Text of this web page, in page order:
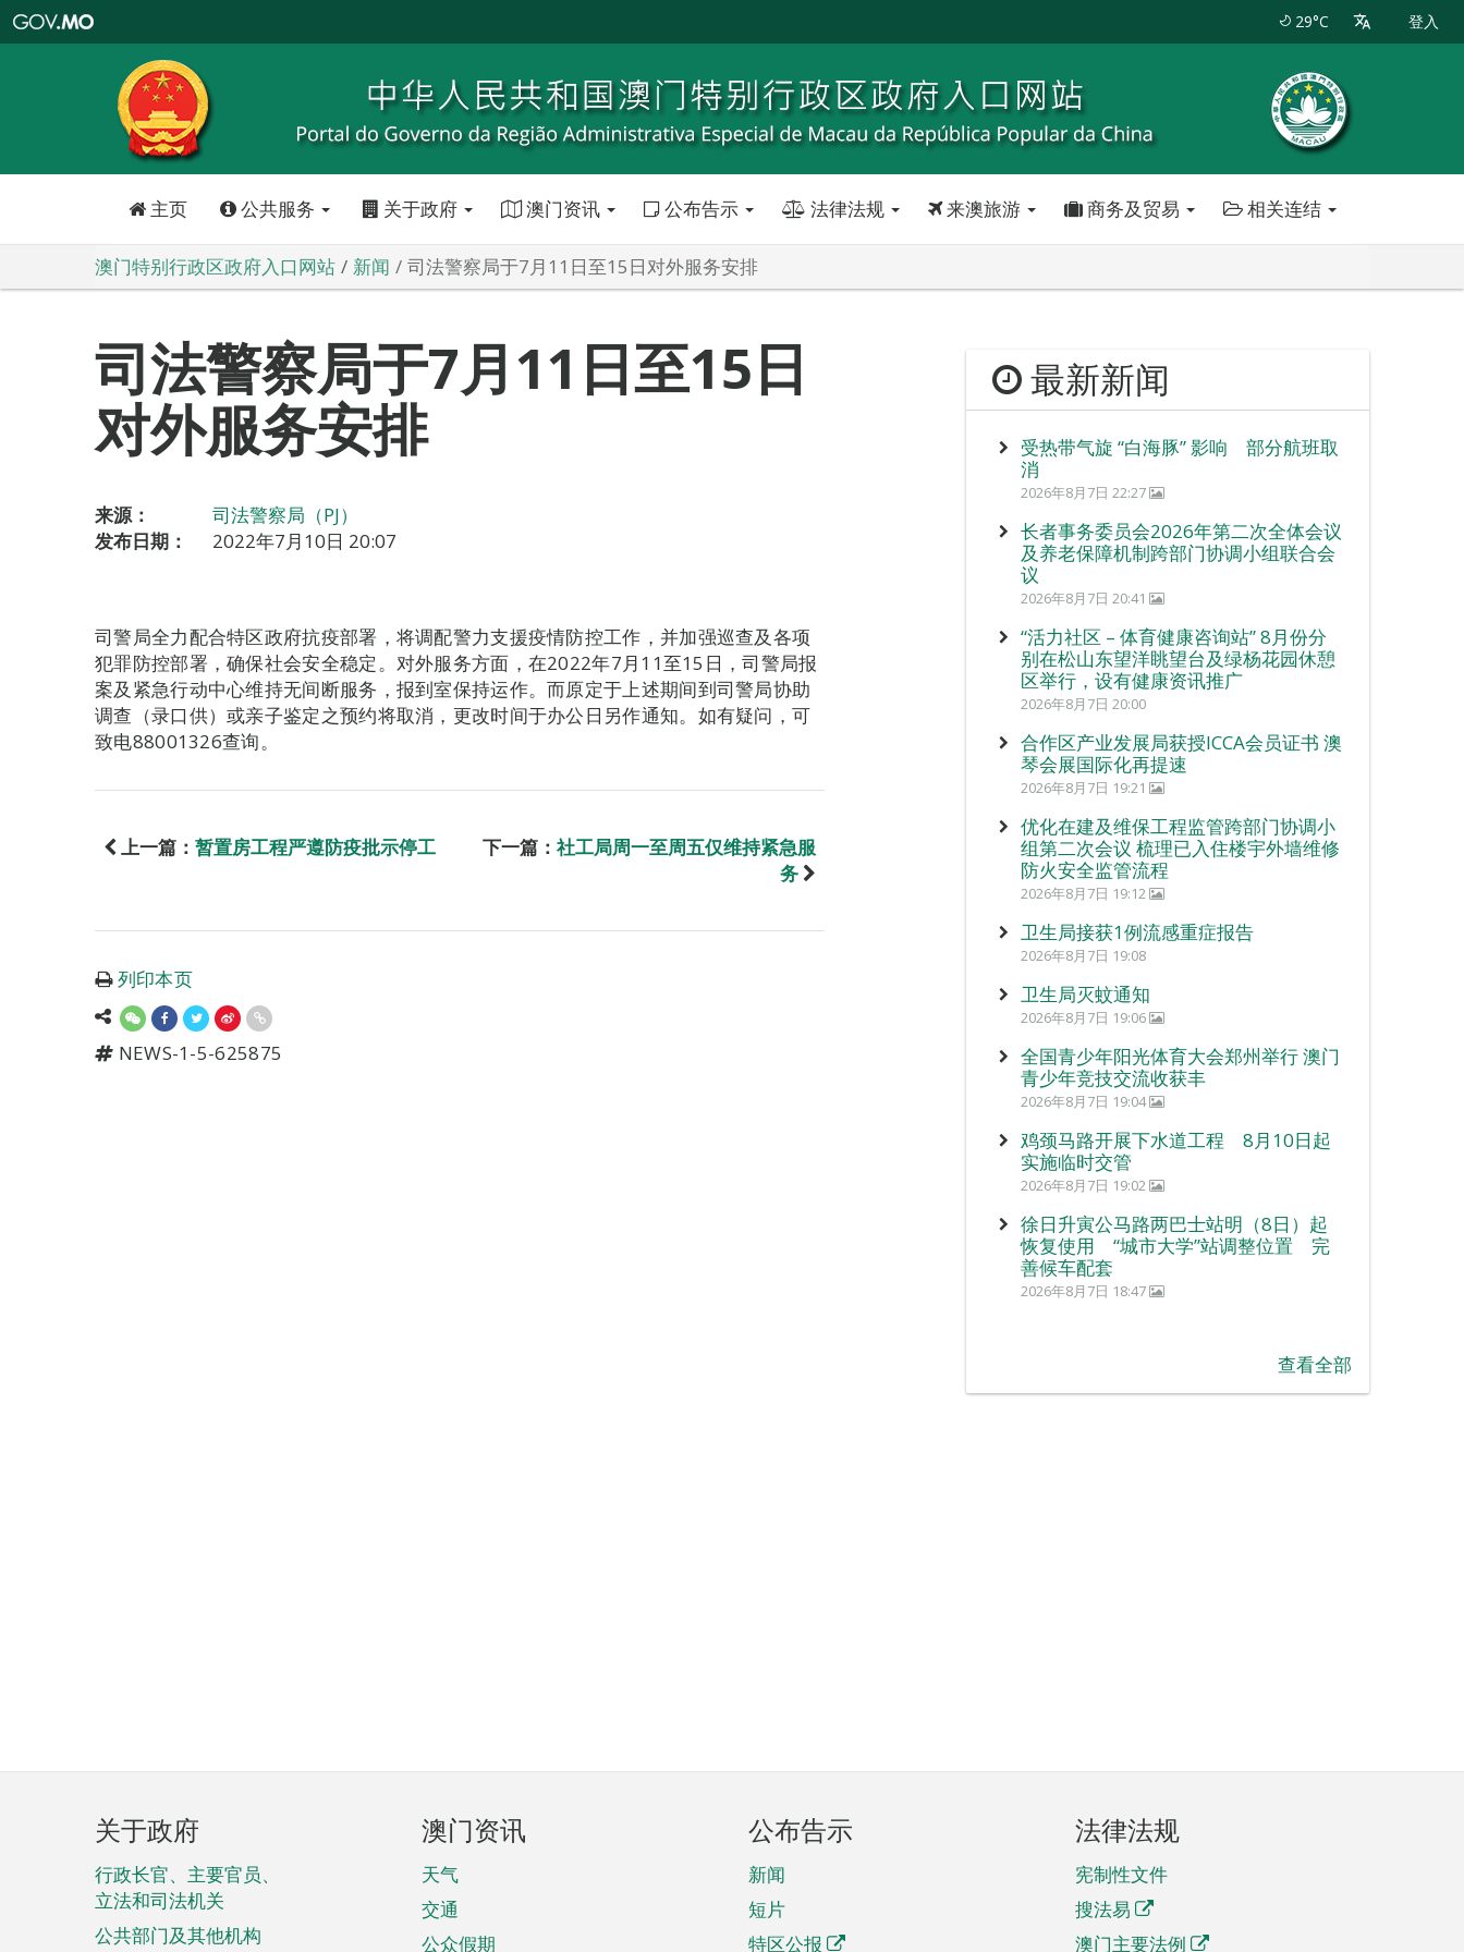
特
政
区
政
口
29°C 登入
主页 公共服务 关于政府 澳门资讯 公布告示 法律法规 来澳旅游 商务及贸易 相关连结
澳门特别行政区政府入口网站 新闻 司法警察局于7月11日至15日对外服务安排
司法警察局于7月11日至15日
对外服务安排
来源：
司法警察局（PJ）
发布日期：
2022年7月10日 20:07
司警局全力配合特区政府抗疫部署，将调配警力支援疫情防控工作，并加强巡查及各项
犯罪防控部署，确保社会安全稳定。对外服务方面，在2022年7月11至15日，司警局报
案及紧急行动中心维持无间断服务，报到室保持运作。而原定于上述期间到司警局协助
调查（录口供）或亲子鉴定之预约将取消，更改时间于办公日另作通知。如有疑问，可
致电88001326查询。
上一篇： 暂置房工程严遵防疫批示停工 下一篇： 社工局周一至周五仅维持紧急服
务
列印本页
NEWS-1-5-625875
最新新闻
受热带气旋 “白海豚” 影响 部分航班取
消
2026年8月7日 22:27
长者事务委员会2026年第二次全体会议
及养老保障机制跨部门协调小组联合会
议
2026年8月7日 20:41
“活力社区 – 体育健康咨询站” 8月份分
别在松山东望洋眺望台及绿杨花园休憩
区举行，设有健康资讯推广
2026年8月7日 20:00
合作区产业发展局获授ICCA会员证书 澳
琴会展国际化再提速
2026年8月7日 19:21
优化在建及维保工程监管跨部门协调小
组第二次会议 梳理已入住楼宇外墙维修
防火安全监管流程
2026年8月7日 19:12
卫生局接获1例流感重症报告
2026年8月7日 19:08
卫生局灭蚊通知
2026年8月7日 19:06
全国青少年阳光体育大会郑州举行 澳门
青少年竞技交流收获丰
2026年8月7日 19:04
鸡颈马路开展下水道工程 8月10日起
实施临时交管
2026年8月7日 19:02
徐日升寅公马路两巴士站明（8日）起
恢复使用 “城市大学”站调整位置 完
善候车配套
2026年8月7日 18:47
查看全部
页
脚
菜
单
关于政府
行政长官、主要官员、
立法和司法机关
公共部门及其他机构
澳门资讯
天气
交通
公众假期
公布告示
新闻
短片
特区公报
法律法规
宪制性文件
搜法易
澳门主要法例